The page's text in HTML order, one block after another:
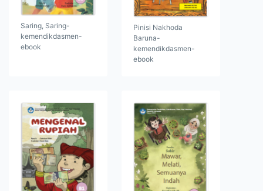
Saring, Saring-
kemendikdasmen-
ebook
Pinisi Nakhoda
Baruna-
kemendikdasmen-
ebook